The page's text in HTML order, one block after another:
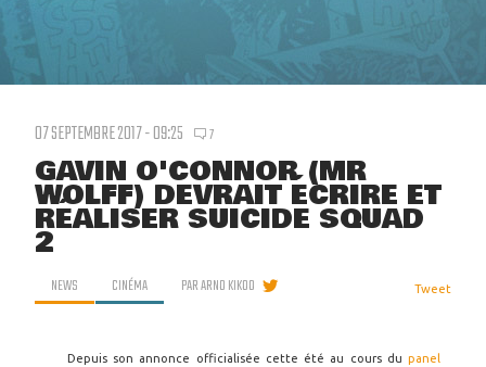
07 SEPTEMBRE 2017 - 09:25 7
GAVIN O'CONNOR (MR
WOLFF) DEVRAIT ÉCRIRE ET
RÉALISER SUICIDE SQUAD
2
NEWS CINÉMA PARARNO KIKOO Tweet
Depuis son annonce officialisée cette été au cours du panel